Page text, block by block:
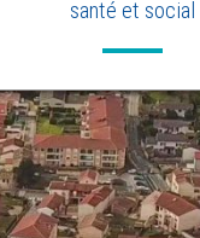
santé et social